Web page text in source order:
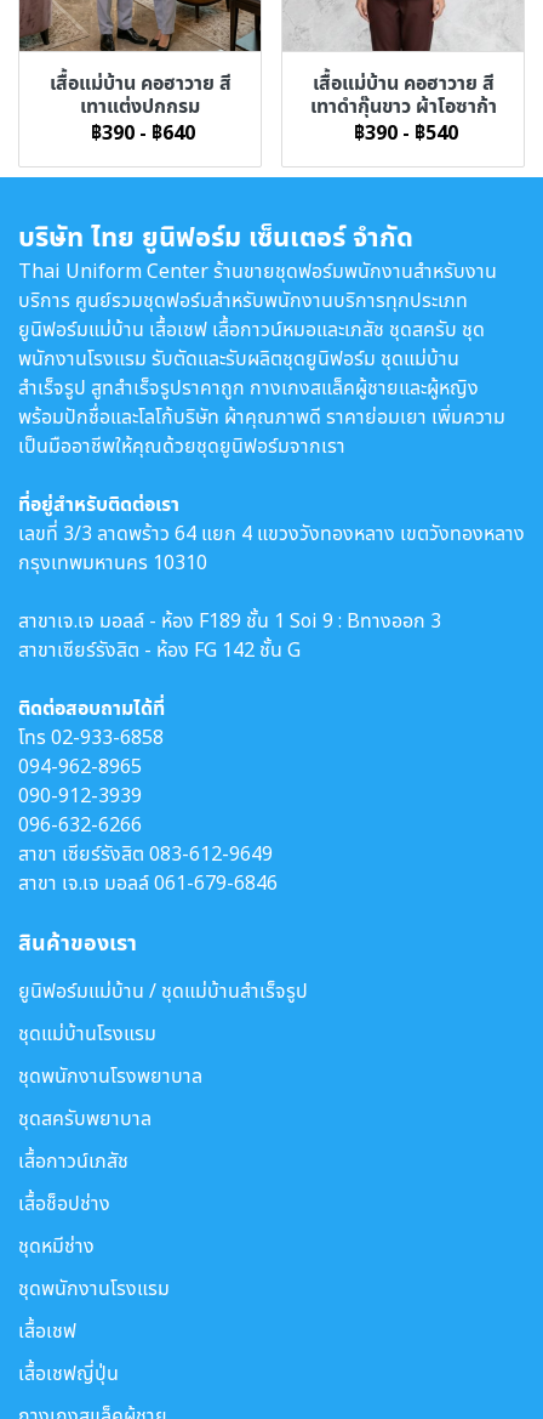
เสื้อแม่บ้าน คอฮาวาย สี
เทาแต่งปกกรม
฿390 - ฿640
เสื้อแม่บ้าน คอฮาวาย สี
เทาดำกุ๊นขาว ผ้าโอซาก้า
฿390 - ฿540
บริษัท ไทย ยูนิฟอร์ม เซ็นเตอร์ จำกัด
Thai Uniform Center ร้านขายชุดฟอร์มพนักงานสำหรับงาน
บริการ ศูนย์รวมชุดฟอร์มสำหรับพนักงานบริการทุกประเภท
ยูนิฟอร์มแม่บ้าน เสื้อเชฟ เสื้อกาวน์หมอและเภสัช ชุดสครับ ชุด
พนักงานโรงแรม รับตัดและรับผลิตชุดยูนิฟอร์ม ชุดแม่บ้าน
สำเร็จรูป สูทสำเร็จรูปราคาถูก กางเกงสแล็คผู้ชายและผู้หญิง
พร้อมปักชื่อและโลโก้บริษัท ผ้าคุณภาพดี ราคาย่อมเยา เพิ่มความ
เป็นมืออาชีพให้คุณด้วยชุดยูนิฟอร์มจากเรา
ที่อยู่สำหรับติดต่อเรา
เลขที่ 3/3 ลาดพร้าว 64 แยก 4 แขวงวังทองหลาง เขตวังทองหลาง
กรุงเทพมหานคร 10310
สาขาเจ.เจ มอลล์ - ห้อง F189 ชั้น 1 Soi 9 : Bทางออก 3
สาขาเซียร์รังสิต - ห้อง FG 142 ชั้น G
ติดต่อสอบถามได้ที่
โทร02-933-6858
094-962-8965
090-912-3939
096-632-6266
สาขา เซียร์รังสิต 083-612-9649
สาขา เจ.เจ มอลล์061-679-6846
สินค้าของเรา
ยูนิฟอร์มแม่บ้าน / ชุดแม่บ้านสำเร็จรูป
ชุดแม่บ้านโรงแรม
ชุดพนักงานโรงพยาบาล
ชุดสครับพยาบาล
เสื้อกาวน์เภสัช
เสื้อช็อปช่าง
ชุดหมีช่าง
ชุดพนักงานโรงแรม
เสื้อเชฟ
เสื้อเชฟญี่ปุ่น